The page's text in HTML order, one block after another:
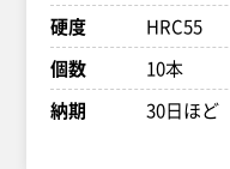
硬度
HRC55
個数
10本
納期
30日ほど